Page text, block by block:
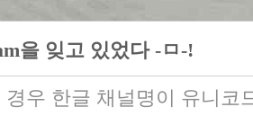
을 잊고 있었다 -ㅁ-!
경우 한글 채널명이 유니코